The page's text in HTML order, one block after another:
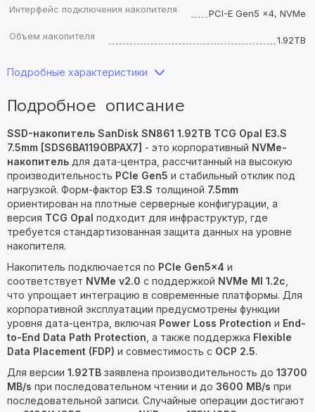
Интерфейс подключения накопителя
PCI-E Gen5 x4, NVMe
Объем накопителя
1.92TB
Подробные характеристики
Подробное описание
SSD-накопитель SanDisk SN861 1.92TB TCG Opal E3.S
7.5mm [SDS6BA119OBPAX7] - это корпоративный NVMe-
накопитель для дата-центра, рассчитанный на высокую
производительность PCIe Gen5 и стабильный отклик под
нагрузкой. Форм-фактор E3.S толщиной 7.5mm
ориентирован на плотные серверные конфигурации, а
версия TCG Opal подходит для инфраструктур, где
требуется стандартизованная защита данных на уровне
накопителя.
Накопитель подключается по PCIe Gen5x4 и
соответствует NVMe v2.0 с поддержкой NVMe MI 1.2c
что упрощает интеграцию в современные платформы. Для
корпоративной эксплуатации предусмотрены функции
уровня дата-центра, включая Power Loss Protection и End-
to-End Data Path Protection , а также поддержка Flexible
Data Placement (FDP) и совместимость с OCP 2.5.
Для версии 1.92TB заявлена производительность до 13700
MB/s при последовательном чтении и до 3600 MB/s при
последовательной записи. Случайные операции достигают